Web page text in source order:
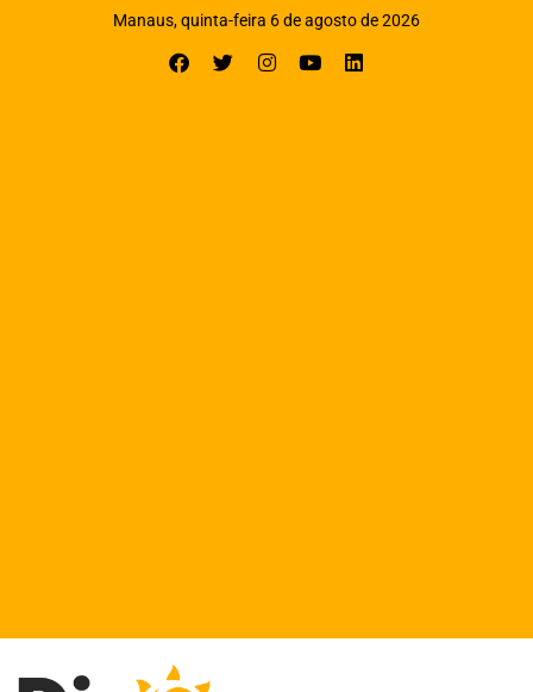
Manaus, quinta-feira 6 de agosto de 2026